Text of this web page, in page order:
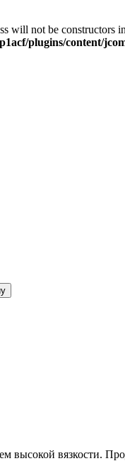
will not be
plugins/content/
высокой вязкости.